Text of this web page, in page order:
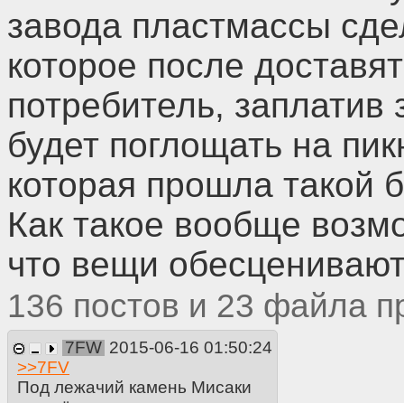
завода пластмассы
которое после
потребитель, заплатив
будет поглощать на
которая прошла такой
Как такое вообще
что вещи
136 23
7FW 2015-06-16 01:50:24
>>7FV
Под лежачий камень Мисаки